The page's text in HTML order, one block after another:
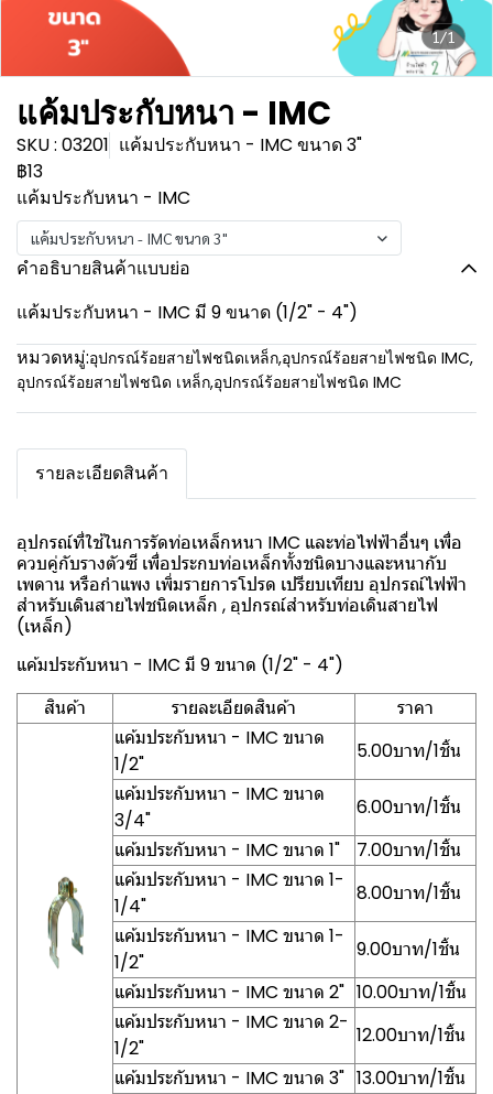
1/1
แค้มประกับหนา - IMC
SKU : 03201 แค้มประกับหนา - IMC ขนาด 3"
฿13
แค้มประกับหนา - IMC
แค้มประกับหนา - IMC ขนาด 3"
คำอธิบายสินค้าแบบย่อ
แค้มประกับหนา - IMC มี 9 ขนาด (1/2" - 4")
หมวดหมู่:อุปกรณ์ร้อยสายไฟชนิดเหล็ก,อุปกรณ์ร้อยสายไฟชนิด IMC,
อุปกรณ์ร้อยสายไฟชนิด เหล็ก,อุปกรณ์ร้อยสายไฟชนิด IMC
รายละเอียดสินค้า
อุปกรณ์ที่ใช้ในการรัดท่อเหล็กหนา IMC และท่อไฟฟ้าอื่นๆ เพื่อ
ควบคู่กับรางตัวซี เพื่อประกบท่อเหล็กทั้งชนิดบางและหนากับ
เพดาน หรือกำแพง เพิ่มรายการโปรด เปรียบเทียบ อุปกรณ์ไฟฟ้า
สำหรับเดินสายไฟชนิดเหล็ก , อุปกรณ์สำหรับท่อเดินสายไฟ
(เหล็ก)
แค้มประกับหนา - IMC มี 9 ขนาด (1/2" - 4")
สินค้า
รายละเอียดสินค้า
ราคา
แค้มประกับหนา - IMC ขนาด
1/2"
5.00บาท/1ชิ้น
แค้มประกับหนา - IMC ขนาด
3/4"
6.00บาท/1ชิ้น
แค้มประกับหนา - IMC ขนาด 1"
7.00บาท/1ชิ้น
แค้มประกับหนา - IMC ขนาด 1-
1/4"
8.00บาท/1ชิ้น
แค้มประกับหนา - IMC ขนาด 1-
1/2"
9.00บาท/1ชิ้น
แค้มประกับหนา - IMC ขนาด 2" 10.00บาท/1ชิ้น
แค้มประกับหนา - IMC ขนาด 2-
1/2"
12.00บาท/1ชิ้น
แค้มประกับหนา - IMC ขนาด 3" 13.00บาท/1ชิ้น